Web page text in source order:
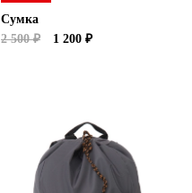
Сумка
2 500 ₽
1 200 ₽